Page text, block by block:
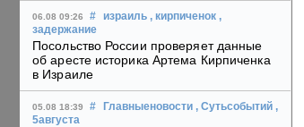
06.08 09:26 # израиль , кирпиченок ,
задержание
Посольство России проверяет данные
об аресте историка Артема Кирпиченка
в Израиле
05.08 18:39 # Главныеновости , Сутьсобытий ,
5августа